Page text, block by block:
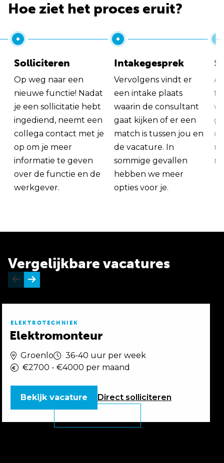
Hoe ziet het proces eruit?
Solliciteren
Op weg naar een
nieuwe functie! Nadat
je een sollicitatie hebt
ingediend, neemt een
collega contact met je
op om je meer
informatie te geven
over de functie en de
werkgever.
Intakegesprek
Vervolgens vindt er
een intake plaats
waarin de consultant
gaat kijken of er een
match is tussen jou en
de vacature. In
sommige gevallen
hebben we meer
opties voor je.
Vergelijkbare vacatures
ELEKTROTECHNIEK
Elektromonteur
Groenlo
36-40 uur per week
€2700 - €4000 per maand
Direct solliciteren
Bekijk vacature